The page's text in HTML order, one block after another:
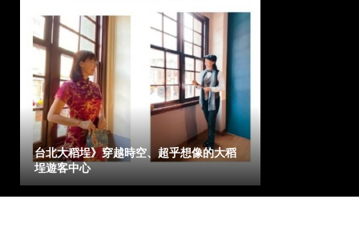
台北大稻埕》穿越時空、超乎想像的大稻
埕遊客中心